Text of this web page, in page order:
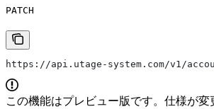
PATCH
https://api.utage-system.com/v1/
この機能はプレビュー版です。仕様が変